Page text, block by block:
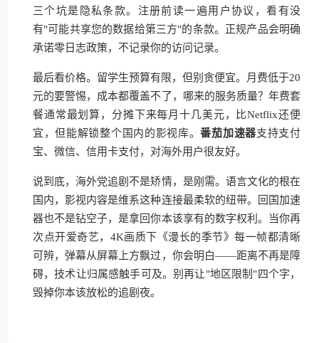
三个坑是隐私条款。注册前读一遍用户协议，看有没
有"可能共享您的数据给第三方"的条款。正规产品会明确
承诺零日志政策，不记录你的访问记录。
最后看价格。留学生预算有限，但别贪便宜。月费低于20
元的要警惕，成本都覆盖不了，哪来的服务质量？年费套
餐通常最划算，分摊下来每月十几美元，比Netflix还便
宜，但能解锁整个国内的影视库。番茄加速器支持支付
宝、微信、信用卡支付，对海外用户很友好。
说到底，海外党追剧不是矫情，是刚需。语言文化的根在
国内，影视内容是维系这种连接最柔软的纽带。回国加速
器也不是钻空子，是拿回你本该享有的数字权利。当你再
次点开爱奇艺，4K画质下《漫长的季节》每一帧都清晰
可辨，弹幕从屏幕上方飘过，你会明白——距离不再是障
碍，技术让归属感触手可及。别再让"地区限制"四个字，
毁掉你本该放松的追剧夜。